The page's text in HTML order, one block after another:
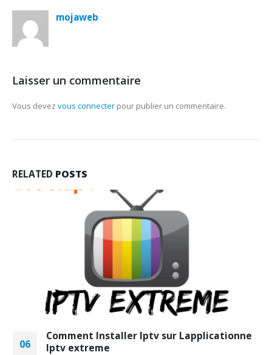
mojaweb
Laisser un commentaire
Vous devez vous connecter pour publier un commentaire.
RELATED POSTS
06
Comment Installer Iptv sur Lapplicationne
Iptv extreme